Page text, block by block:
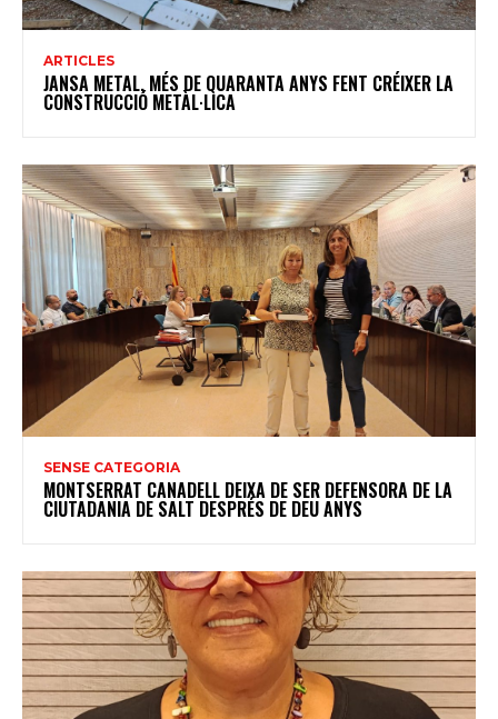
ARTICLES
JANSA METAL, MÉS DE QUARANTA ANYS FENT CRÉIXER LA
CONSTRUCCIÓ METÀL·LICA
SENSE CATEGORIA
MONTSERRAT CANADELL DEIXA DE SER DEFENSORA DE LA
CIUTADANIA DE SALT DESPRÉS DE DEU ANYS